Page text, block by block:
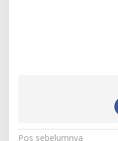
Pos sebelumnya